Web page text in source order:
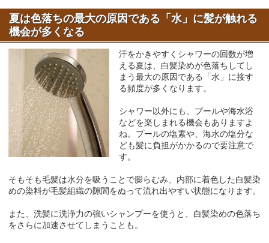
夏は色落ちの最大の原因である「水」に髪が触れる
機会が多くなる
汗をかきやすくシャワーの回数が増
える夏は、白髪染めが色落ちしてし
まう最大の原因である「水」に接す
る頻度が多くなります。
シャワー以外にも、プールや海水浴
などを楽しまれる機会もありますよ
ね。プールの塩素や、海水の塩分な
ども髪に負担がかかるので要注意で
す。
そもそも毛髪は水分を吸うことで膨らむみ、内部に着色した白髪染
めの染料が毛髪組織の隙間をぬって流れ出やすい状態になります。
また、洗髪に洗浄力の強いシャンプーを使うと、白髪染めの色落ち
をさらに加速させてしまうことも。